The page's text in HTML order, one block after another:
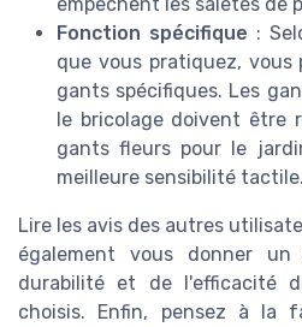
Fonction spécifique :
que vous pratiquez, vous
gants spécifiques. Les
le bricolage doivent être
gants fleurs pour le
meilleure sensibilité tactile.
Lire les avis des autres
également vous donner
durabilité et de l'efficacité
choisis. Enfin, pensez à la